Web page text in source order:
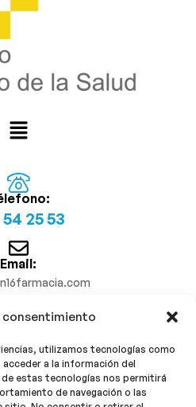
consentimiento
utilizamos tecnologías como
a la información del
estas tecnologías nos permitirá
de navegación o las
25 53
Email: